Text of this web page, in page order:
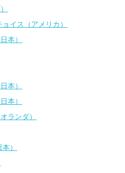
イス（アメリカ）
本）
本）
本）
ランダ）
）